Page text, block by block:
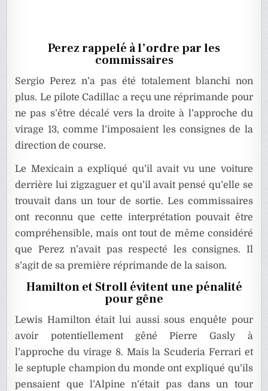
Perez rappelé à l’ordre par les
commissaires
Sergio Perez n’a pas été totalement blanchi non
plus. Le pilote Cadillac a reçu une réprimande pour
ne pas s’être décalé vers la droite à l’approche du
virage 13, comme l’imposaient les consignes de la
direction de course.
Le Mexicain a expliqué qu’il avait vu une voiture
derrière lui zigzaguer et qu’il avait pensé qu’elle se
trouvait dans un tour de sortie. Les commissaires
ont reconnu que cette interprétation pouvait être
compréhensible, mais ont tout de même considéré
que Perez n’avait pas respecté les consignes. Il
s’agit de sa première réprimande de la saison.
Hamilton et Stroll évitent une pénalité
pour gêne
Lewis Hamilton était lui aussi sous enquête pour
avoir potentiellement gêné Pierre Gasly à
l’approche du virage 8. Mais la Scuderia Ferrari et
le septuple champion du monde ont expliqué qu’ils
pensaient que l’Alpine n’était pas dans un tour